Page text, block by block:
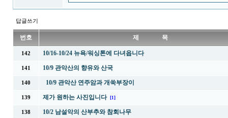
답글쓰기
번호 제 목
142 10/16-10/24 뉴욕/워싱톤에 다녀옵니다
141 10/9 관악산의 향유와 산국
140 10/9 관악산 연주암과 개쑥부장이
139 제가 원하는 사진입니다 [1]
138 10/2 남설악의 산부추와 참회나무